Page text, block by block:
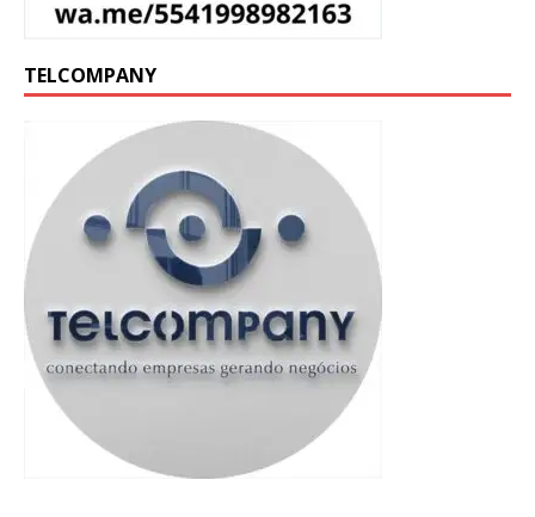
TELCOMPANY